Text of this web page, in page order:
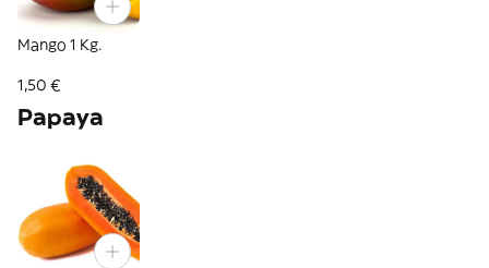
Mango 1 Kg.
1,50 €
Papaya